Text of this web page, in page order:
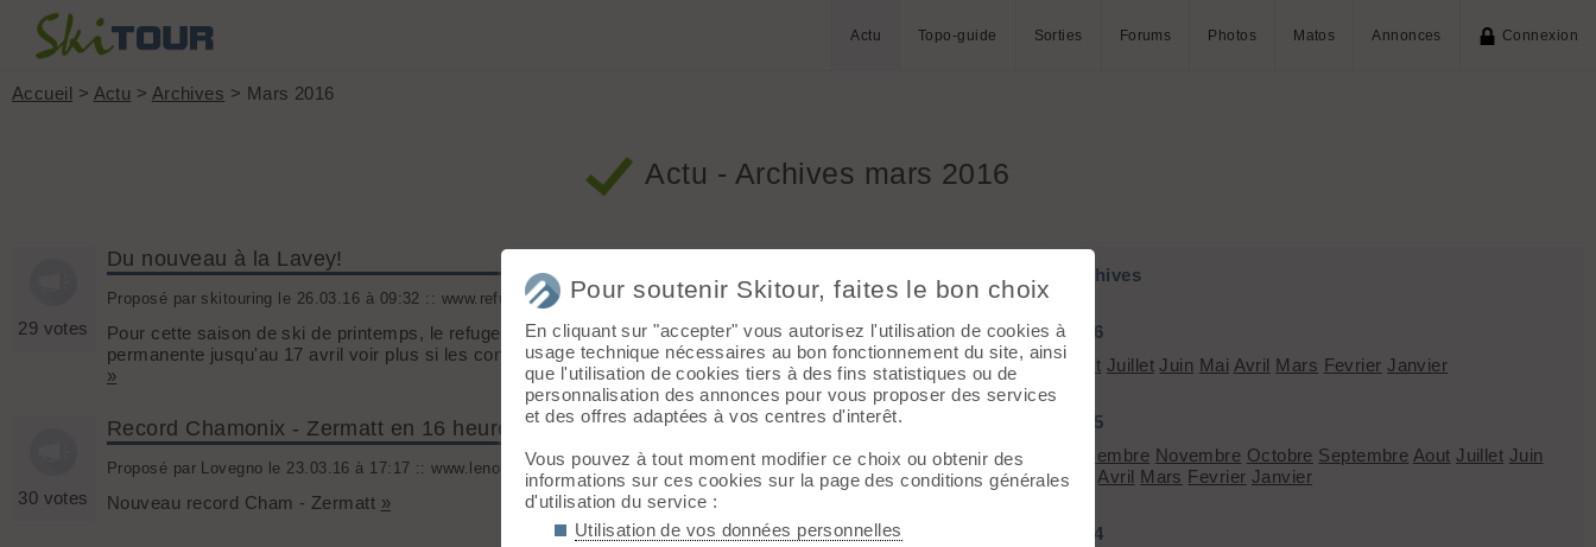
Actu Topo-guide Sorties Forums Photos Matos Annonces Connexion
Accueil > Actu > Archives > Mars 2016
Actu - Archives mars 2016
29 votes
Du nouveau à la Lavey!
Proposé par skitouring le 26.03.16 à 09:32 :: www.refuge-lalavey.com :: 1259 clics :: 2 commentaires:: Ski de randonnée
Pour cette saison de ski de printemps, le refuge de la Lavey rejoint ses copains du Vénéon pour une ouverture
permanente jusqu'au 17 avril voir plus si les conditions le permettent.
»
30 votes
Record Chamonix - Zermatt en 16 heures
Proposé par Lovegno le 23.03.16 à 17:17 :: www.lenouvelliste.ch :: 2283 clics :: 32 commentaires :: Ski alpinisme
Nouveau record Cham - Zermatt »
Archives
2026
Aout Juillet Juin Mai Avril Mars Fevrier Janvier
2025
Décembre Novembre Octobre Septembre Aout Juillet Juin
Mai
Avril Mars Fevrier Janvier
2024
Pour soutenir Skitour, faites le bon choix
En cliquant sur "accepter" vous autorisez l'utilisation de cookies à
usage technique nécessaires au bon fonctionnement du site, ainsi
que l'utilisation de cookies tiers à des fins statistiques ou de
personnalisation des annonces pour vous proposer des services
et des offres adaptées à vos centres d'interêt.
Vous pouvez à tout moment modifier ce choix ou obtenir des
informations sur ces cookies sur la page des conditions générales
d'utilisation du service :
Utilisation de vos données personnelles